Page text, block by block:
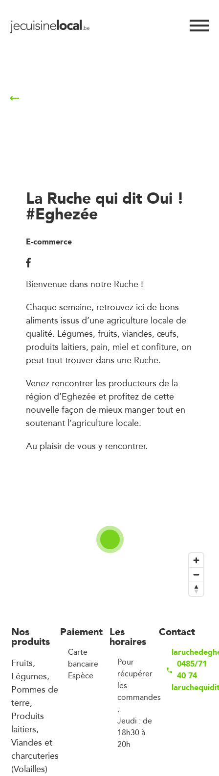
La Ruche qui dit Oui !
#Eghezée
E-commerce
Bienvenue dans notre Ruche !
Chaque semaine, retrouvez ici de bons
aliments issus d’une agriculture locale de
qualité. Légumes, fruits, viandes, œufs,
produits laitiers, pain, miel et confiture, on
peut tout trouver dans une Ruche.
Venez rencontrer les producteurs de la
région d’Eghezée et profitez de cette
nouvelle façon de mieux manger tout en
soutenant l’agriculture locale.
Au plaisir de vous y rencontrer.
Nos
produits
Fruits,
Légumes,
Pommes de
terre,
Produits
laitiers,
Viandes et
charcuteries
(Volailles)
Paiement
Carte
bancaire
Espèce
Les
horaires
Pour
récupérer
les
commandes
:
Jeudi : de
18h30 à
20h
Contact
0485/71
40 74